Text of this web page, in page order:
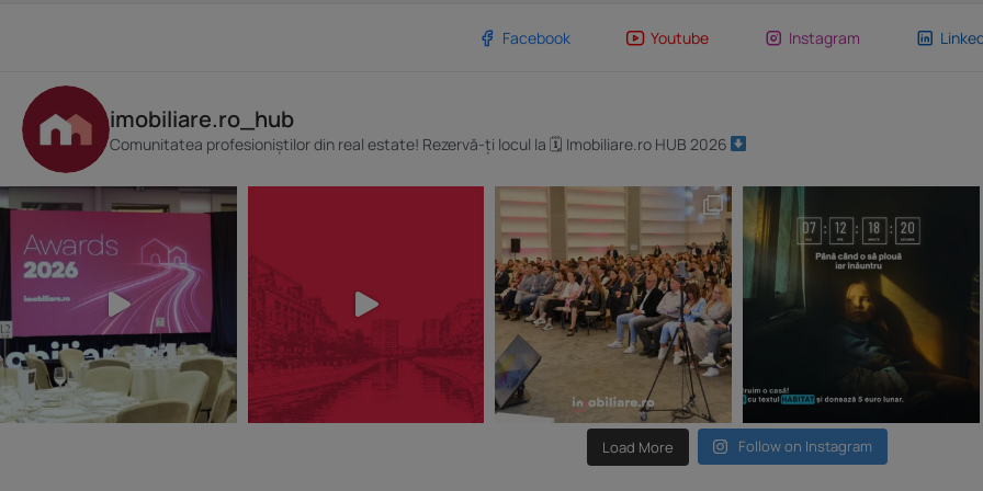
Facebook Youtube Instagram
imobiliare.ro_hub
Comunitatea profesioniștilor din real estate! Rezervă-ți locul la 🗓 Imobiliare.ro HUB 2026
Load More Follow on Instagram